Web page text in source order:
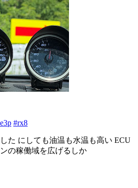
#rx8
た にしても油温も水温も高い ECU
の稼働域を広げるしか